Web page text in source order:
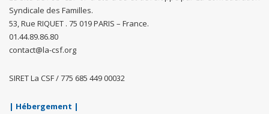
Syndicale des Familles.
53, Rue RIQUET . 75 019 PARIS – France.
01.44.89.86.80
contact@la-csf.org
SIRET La CSF / 775 685 449 00032
| Hébergement |